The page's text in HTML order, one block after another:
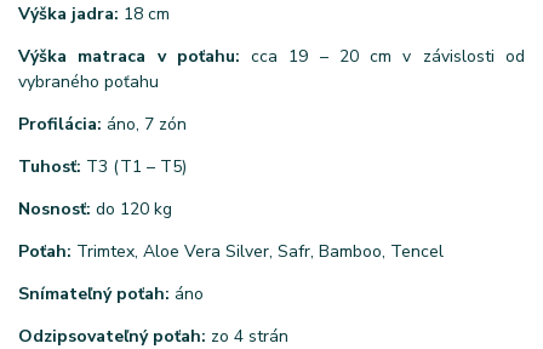
Výška jadra: 18 cm
Výška matraca v poťahu: cca 19 – 20 cm v závislosti od
vybraného poťahu
Profilácia: áno, 7 zón
Tuhosť: T3 (T1 – T5)
Nosnosť: do 120 kg
Poťah: Trimtex, Aloe Vera Silver, Safr, Bamboo, Tencel
Snímateľný poťah: áno
Odzipsovateľný poťah: zo 4 strán